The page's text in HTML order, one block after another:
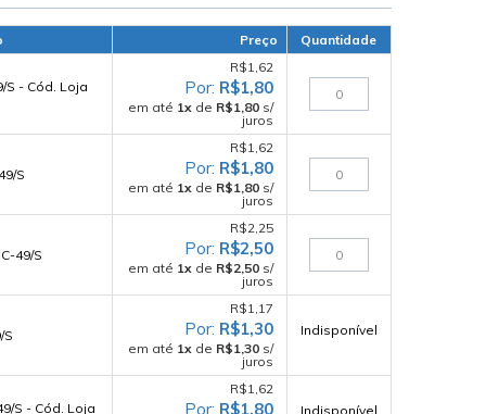
Preço Quantidade
S - Cód. Loja
R$1,62
R$1,80
em até 1xde R$1,80s/
juros
S
R$1,62
R$1,80
em até 1xde R$1,80s/
juros
49/S
R$2,25
R$2,50
em até 1xde R$2,50s/
juros
S
R$1,17
R$1,30
em até 1xde R$1,30s/
juros
Indisponível
S - Cód. Loja
R$1,62
R$1,80 Indisponível